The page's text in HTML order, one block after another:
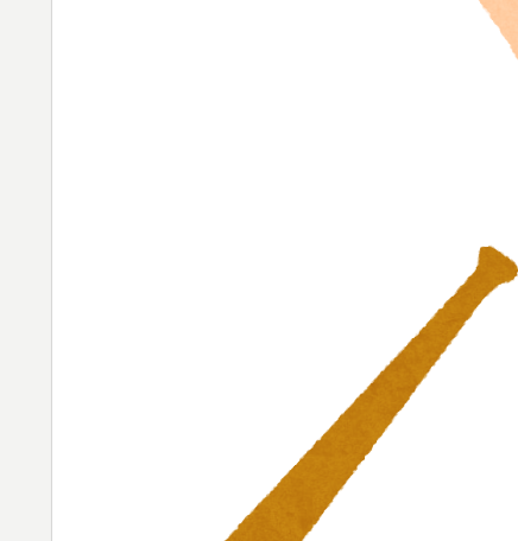
海外「先進国で日本だけパスポート所有率
韓国人「どうやら五輪サッカー日韓戦で
海外「日本人がアメリカに対してとても良
米：トランプ大統領、「敵性外国人」に
日本人「世界のみんなは普段からタコを食
ワイ「飯食う前にうんちしたろ！（ﾌﾞﾘｯw）
外国人「米・ジャガイモ・パン・麺の4大
海外「まるでトランプ」FIFAがW杯開催
増水した川に取り残されたアライグマ、パ